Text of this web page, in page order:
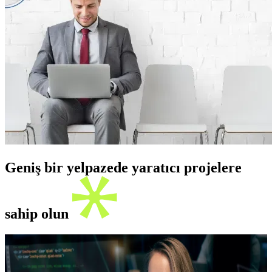
Geniş bir yelpazede yaratıcı projelere
sahip olun